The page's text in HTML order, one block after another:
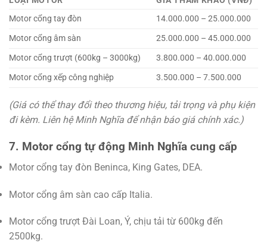
Motor cổng tay đòn
14.000.000 – 25.000.000
Motor cổng âm sàn
25.000.000 – 45.000.000
Motor cổng trượt (600kg – 3000kg)
3.800.000 – 40.000.000
Motor cổng xếp công nghiệp
3.500.000 – 7.500.000
(Giá có thể thay đổi theo thương hiệu, tải trọng và phụ kiện
đi kèm. Liên hệ Minh Nghĩa để nhận báo giá chính xác.)
7. Motor cổng tự động Minh Nghĩa cung cấp
Motor cổng tay đòn Beninca, King Gates, DEA.
Motor cổng âm sàn cao cấp Italia.
Motor cổng trượt Đài Loan, Ý, chịu tải từ 600kg đến
2500kg.